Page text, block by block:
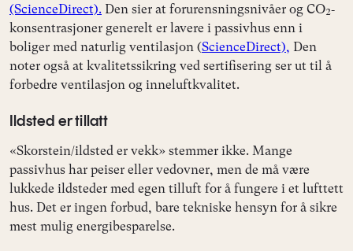
(ScienceDirect). Den sier at forurensningsnivåer og CO₂‐
konsentrasjoner generelt er lavere i passivhus enn i
boliger med naturlig ventilasjon (ScienceDirect), Den
noter også at kvalitetssikring ved sertifisering ser ut til å
forbedre ventilasjon og inneluftkvalitet.
Ildsted er tillatt
«Skorstein/ildsted er vekk» stemmer ikke. Mange
passivhus har peiser eller vedovner, men de må være
lukkede ildsteder med egen tilluft for å fungere i et lufttett
hus. Det er ingen forbud, bare tekniske hensyn for å sikre
mest mulig energibesparelse.